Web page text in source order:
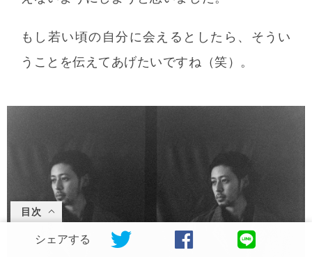
目次
もし若い頃の自分に会えるとしたら、そうい
うことを伝えてあげたいですね（笑）。
シェアする